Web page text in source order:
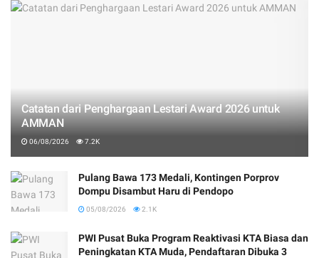
Catatan dari Penghargaan Lestari Award 2026 untuk
AMMAN
06/08/2026 7.2K
Pulang Bawa 173 Medali, Kontingen Porprov
Dompu Disambut Haru di Pendopo
05/08/2026 2.1K
PWI Pusat Buka Program Reaktivasi KTA Biasa dan
Peningkatan KTA Muda, Pendaftaran Dibuka 3